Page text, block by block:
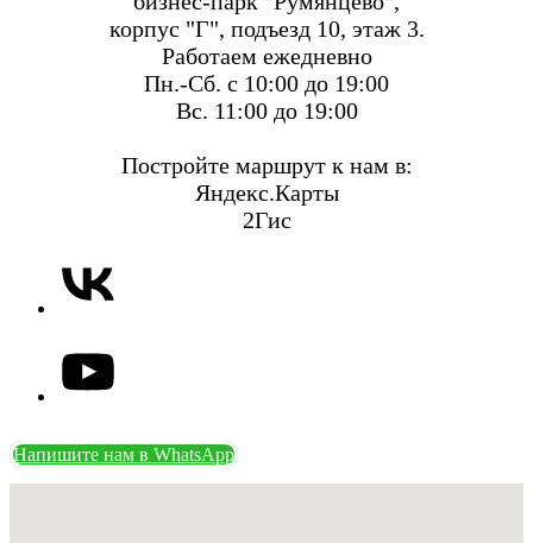
корпус "Г", подъезд 10, этаж 3.
Работаем ежедневно
Пн.-Сб. с 10:00 до 19:00
Вс. 11:00 до 19:00
Постройте маршрут к нам в:
Яндекс.Карты
2Гис
Напишите нам в WhatsApp